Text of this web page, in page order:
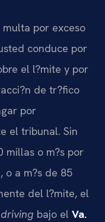
multa por exceso
conduce por
el l?mite y por
de tr?fico
por
el tribunal. Sin
millas o m?s por
o a m?s de 85
del l?mite, el
bajo el Va.